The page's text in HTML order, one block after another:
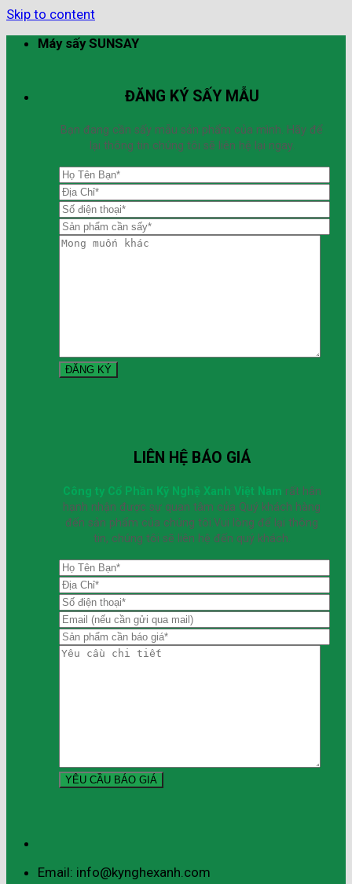
Skip to content
Máy sấy SUNSAY
ĐĂNG KÝ SẤY MẪU
Bạn đang cần sấy mẫu sản phẩm của mình. Hãy để
lại thông tin chúng tôi sẽ liên hệ lại ngay.
LIÊN HỆ BÁO GIÁ
Công ty Cổ Phần Kỹ Nghệ Xanh Việt Nam rất hân
hạnh nhận được sự quan tâm của Quý khách hàng
đến sản phẩm của chúng tôi.Vui lòng để lại thông
tin, chúng tôi sẽ liên hệ đến quý khách.
Email: info@kynghexanh.com